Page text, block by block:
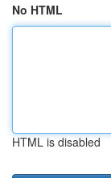
No HTML
HTML is disabled